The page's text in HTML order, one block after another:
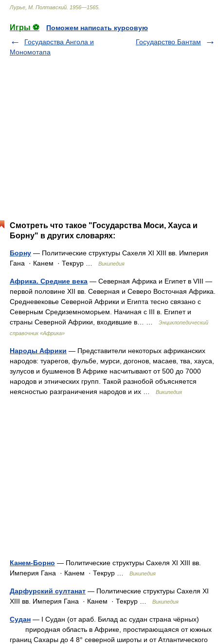
Лурье, М. Полтавский 1956—1565
Игры ⚽
Поможем написать курсовую
Государства Ангола и
Мономотапа
Государство Бантам
Смотреть что такое "Государства Моси, Хауса и
Борну" в других словарях:
Борну — Политические структуры Сахеля XI XIII вв. Империя
Гана · Канем · Текрур …
Википедия
Африка. Средние века — Северная Африка и Египет в VIII —
первой половине XII вв. Северная и Северо Восточная Африка.
Средневековье Северной Африки и Египта тесно связано с
Северным Средиземноморьем. Начиная с III в. Египет и
страны Северной Африки, входившие в… …
Энциклопедический
справочник «Африка»
Народы Африки — Представители некоторых африканских
народов: туарегов, фульбе, мурси, догонов, масаев, тва, хауса,
зулусов и бушменов В Африке насчитывают от 500 до 7000
народов и этнических групп. Такой разнобой объясняется
неясностью разграничения народов и их …
Википедия
Канем-Борно — Политические структуры Сахеля XI XIII вв.
Империя Гана · Канем · Текрур …
Википедия
Дарфурский султанат — Политические структуры Сахеля XI
XIII вв. Империя Гана · Канем · Текрур …
Википедия
Судан — I Судан (от араб. Билад ас судан страна чёрных)
природная область в Африке, простирающаяся от южных
границ Сахары до 4 8° северной широты и от Атлантического